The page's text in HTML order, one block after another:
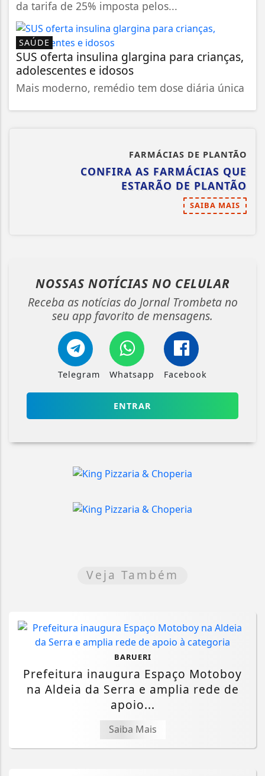
da tarifa de 25% imposta pelos...
SAÚDE
SUS oferta insulina glargina para crianças,
adolescentes e idosos
Mais moderno, remédio tem dose diária única
FARMÁCIAS DE PLANTÃO
CONFIRA AS FARMÁCIAS QUE
ESTARÃO DE PLANTÃO
SAIBA MAIS
NOSSAS NOTÍCIAS NO CELULAR
Receba as notícias do Jornal Trombeta no
seu app favorito de mensagens.
Telegram Whatsapp Facebook
ENTRAR
Veja Também
BARUERI
Prefeitura inaugura Espaço Motoboy
na Aldeia da Serra e amplia rede de
apoio...
Saiba Mais